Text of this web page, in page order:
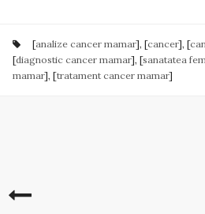
[analize cancer mamar], [cancer], [
[diagnostic cancer mamar], [sanatatea
mamar], [tratament cancer mamar]